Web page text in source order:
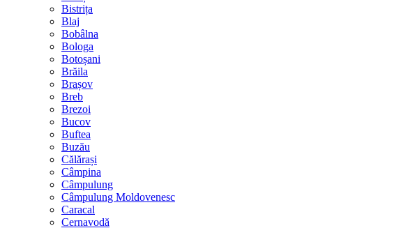
Bistrița
Blaj
Bobâlna
Bologa
Botoșani
Brăila
Brașov
Breb
Brezoi
Bucov
Buftea
Buzău
Călărași
Câmpina
Câmpulung
Câmpulung Moldovenesc
Caracal
Cernavodă